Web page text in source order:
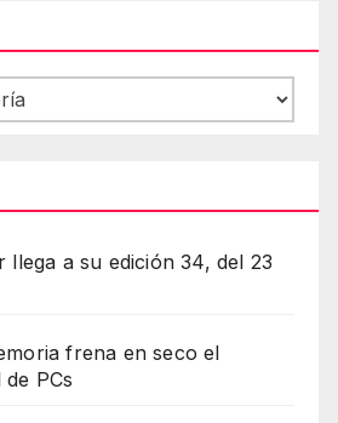
llega a su edición 34, del 23
frena en seco el
PCs